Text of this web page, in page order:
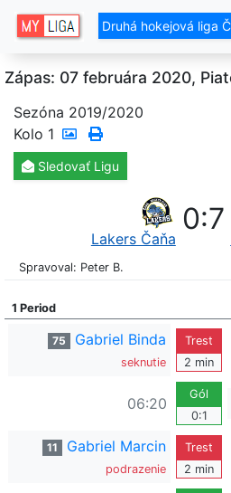
Druhá hokejová liga
Zápas: 07 februára 2020,
Sezóna 2019/2020
Kolo 1
Sledovať Ligu
Lakers Čaňa
0:7
Spravoval: Peter B.
1 Period
75 Gabriel Binda
seknutie
Trest
2 min
06:20
Gól
0:1
11 Gabriel Marcin
podrazenie
Trest
2 min